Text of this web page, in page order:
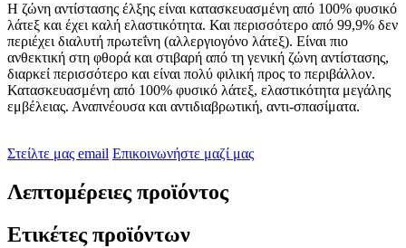
Η ζώνη αντίστασης έλξης είναι κατασκευασμένη από 100% φυσικό
λάτεξ και έχει καλή ελαστικότητα. Και περισσότερο από 99,9% δεν
περιέχει διαλυτή πρωτεΐνη (αλλεργιογόνο λάτεξ). Είναι πιο
ανθεκτική στη φθορά και στιβαρή από τη γενική ζώνη αντίστασης,
διαρκεί περισσότερο και είναι πολύ φιλική προς το περιβάλλον.
Κατασκευασμένη από 100% φυσικό λάτεξ, ελαστικότητα μεγάλης
εμβέλειας. Αναπνέουσα και αντιδιαβρωτική, αντι-σπασίματα.
Στείλτε μας email Επικοινωνήστε μαζί μας
Λεπτομέρειες προϊόντος
Ετικέτες προϊόντων